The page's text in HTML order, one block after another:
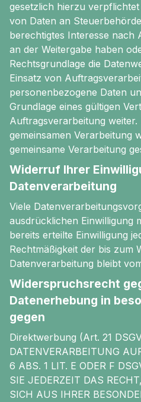
gesetzlich hierzu verpflichtet
von Daten an
berechtigtes Interesse nach
an der Weitergabe haben
Rechtsgrundlage die
Einsatz von
personenbezogene Daten
Grundlage eines gültigen
Auftragsverarbeitung weiter.
gemeinsamen Verarbeitung
gemeinsame Verarbeitung
Widerruf Ihrer
Datenverarbeitung
Viele
ausdrücklichen Einwilligung
bereits erteilte Einwilligung
Rechtmäßigkeit der bis zum
Datenverarbeitung bleibt
Widerspruchsrecht
Datenerhebung in
gegen
Direktwerbung (Art. 21
DATENVERARBEITUNG
6 ABS. 1 LIT. E ODER F
SIE JEDERZEIT DAS
SICH AUS IHRER